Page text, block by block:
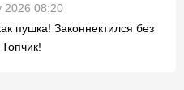
2026 08:20
пушка! Законнектился без